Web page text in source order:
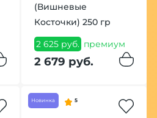
(Вишневые
Косточки) 250 гр
2 625 руб. премиум
2 679 руб.
Новинка 5